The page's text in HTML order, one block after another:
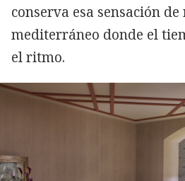
conserva esa sensación
mediterráneo donde el
el ritmo.